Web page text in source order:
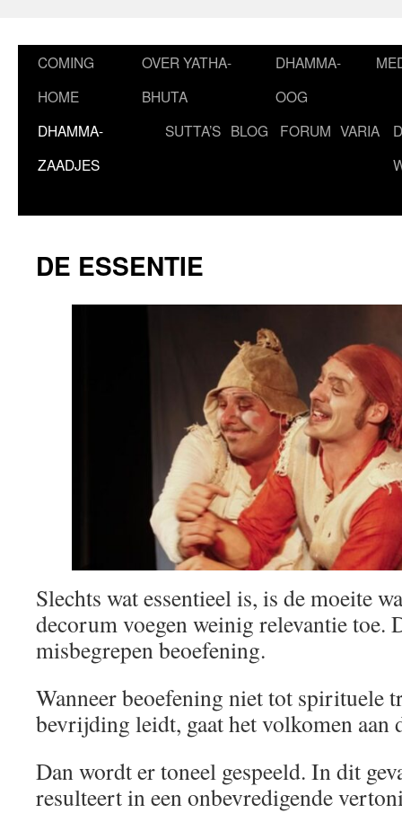
COMING
HOME
OVER YATHA-
BHUTA
DHAMMA-
OOG
DHAMMA-
ZAADJES
SUTTA’S BLOG FORUM VARIA
DE ESSENTIE
Slechts wat essentieel is, is de moeite
decorum voegen weinig relevantie toe.
misbegrepen beoefening.
Wanneer beoefening niet tot spirituele
bevrijding leidt, gaat het volkomen
Dan wordt er toneel gespeeld. In dit
resulteert in een onbevredigende